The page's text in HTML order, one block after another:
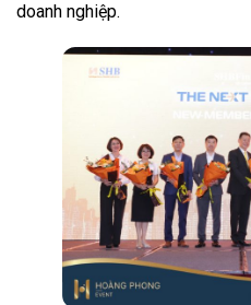
doanh nghiệp.